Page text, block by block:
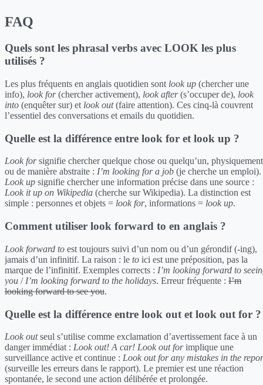
FAQ
Quels sont les phrasal verbs avec LOOK les plus
utilisés ?
Les plus fréquents en anglais quotidien sont look up (chercher une
info), look for(chercher activement), look after(s’occuper de), look
into (enquêter sur) et look out(faire attention). Ces cinq-là couvrent
l’essentiel des conversations et emails du quotidien.
Quelle est la différence entre look for et look up ?
Look forsignifie chercher quelque chose ou quelqu’un, physiquement
ou de manière abstraite : I’m looking for a job (je cherche un emploi).
Look up signifie chercher une information précise dans une source :
Look it up on Wikipedia (cherche sur Wikipedia). La distinction est
simple : personnes et objets = look for, informations = look up.
Comment utiliser look forward to en anglais ?
Look forward to est toujours suivi d’un nom ou d’un gérondif (-ing),
jamais d’un infinitif. La raison : le to ici est une préposition, pas la
marque de l’infinitif. Exemples corrects : I’m looking forward to
you / I’m looking forward to the holidays. Erreur fréquente : I’m
looking forward to see you.
Quelle est la différence entre look out et look out for ?
Look outseul s’utilise comme exclamation d’avertissement face à un
danger immédiat : Look out! A car! Look out forimplique une
surveillance active et continue : Look out for any mistakes in the
(surveille les erreurs dans le rapport). Le premier est une réaction
spontanée, le second une action délibérée et prolongée.